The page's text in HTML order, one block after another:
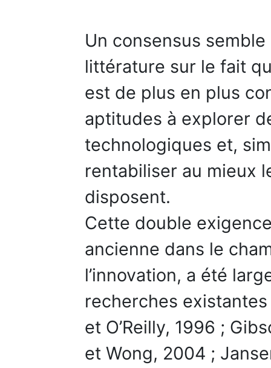
Un consensus
littérature sur le fait
est de plus en plus
aptitudes à explorer
technologiques et,
rentabiliser au mieux
disposent.
Cette double
ancienne dans le
l’innovation, a été
recherches existantes
et O’Reilly, 1996 ;
et Wong, 2004 ;